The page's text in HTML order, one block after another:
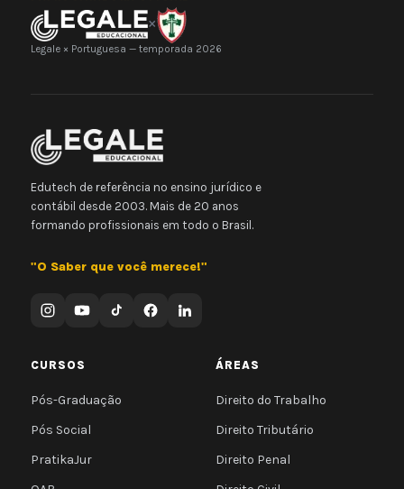
×
Legale × Portuguesa — temporada 2026
Edutech de referência no ensino jurídico e
contábil desde 2003. Mais de 20 anos
formando profissionais em todo o Brasil.
"O Saber que você merece!"
CURSOS
Pós-Graduação
Pós Social
PratikaJur
ÁREAS
Direito do Trabalho
Direito Tributário
Direito Penal